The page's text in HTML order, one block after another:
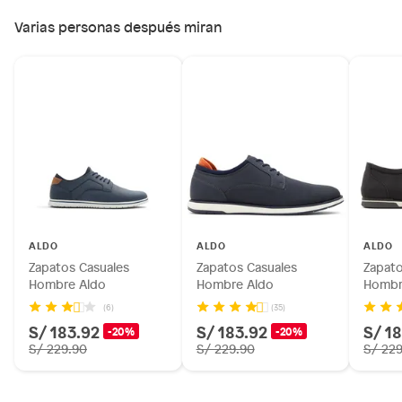
Por motivos de salubridad, la ropa interior inferior y ropas de
Productos que hayan sido previamente instalados.
Baterías de auto.
Motocicletas y bicicletas motorizadas.
Varias personas después miran
ALDO
Zapatos Casuales
Hombre Aldo
(6)
S/ 183.92 -20%
S/ 229.90
ALDO
Zapatos Casuales
Hombre Aldo
(35)
S/ 183.92 -20%
S/ 229.90
ALDO
S/
S/